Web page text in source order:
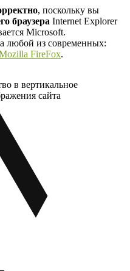
, поскольку вы
браузера Internet Explorer
Microsoft.
любой из современных:
FireFox.
в вертикальное
сайта